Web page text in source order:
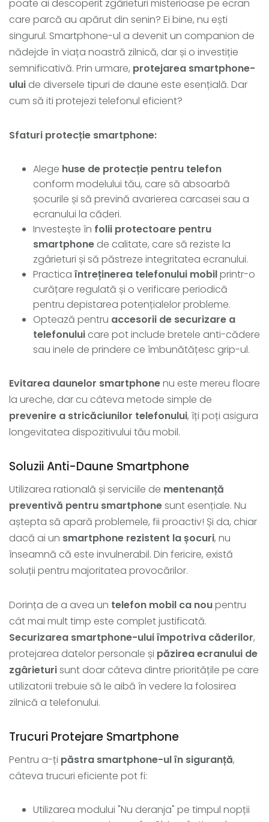
poate ai descoperit zgârieturi misterioase pe ecran
care parcă au apărut din senin? Ei bine, nu ești
singurul. Smartphone-ul a devenit un companion de
nădejde în viața noastră zilnică, dar și o investiție
semnificativă. Prin urmare, protejarea smartphone-
ului de diversele tipuri de daune este esențială. Dar
cum să iti protejezi telefonul eficient?
Sfaturi protecție smartphone:
Alege huse de protecție pentru telefon
conform modelului tău, care să absoarbă
șocurile și să prevină avarierea carcasei sau a
ecranului la căderi.
Investește în folii protectoare pentru
smartphone de calitate, care să reziste la
zgârieturi și să păstreze integritatea ecranului.
Practica întreținerea telefonului mobilprintr-o
curățare regulată și o verificare periodică
pentru depistarea potențialelor probleme.
Optează pentru accesorii de securizare a
telefonului care pot include bretele anti-cădere
sau inele de prindere ce îmbunătățesc grip-ul.
Evitarea daunelor smartphonenu este mereu floare
la ureche, dar cu câteva metode simple de
prevenire a stricăciunilor telefonului, îți poți asigura
longevitatea dispozitivului tău mobil.
Soluzii Anti-Daune Smartphone
Utilizarea ratională și serviciile de mentenanță
preventivă pentru smartphonesunt esențiale. Nu
aștepta să apară problemele, fii proactiv! Și da, chiar
dacă ai un smartphone rezistent la șocuri, nu
înseamnă că este invulnerabil. Din fericire, există
soluții pentru majoritatea provocărilor.
Dorința de a avea un telefon mobil ca noupentru
cât mai mult timp este complet justificată.
Securizarea smartphone-ului împotriva căderilor,
protejarea datelor personale și păzirea ecranului de
zgârieturisunt doar câteva dintre prioritățile pe care
utilizatorii trebuie să le aibă în vedere la folosirea
zilnică a telefonului.
Trucuri Protejare Smartphone
Pentru a-ți păstra smartphone-ul în siguranță,
câteva trucuri eficiente pot fi:
Utilizarea modului "Nu deranja" pe timpul nopții